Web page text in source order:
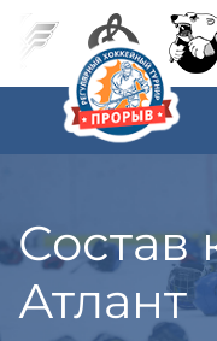
Состав
Атлант